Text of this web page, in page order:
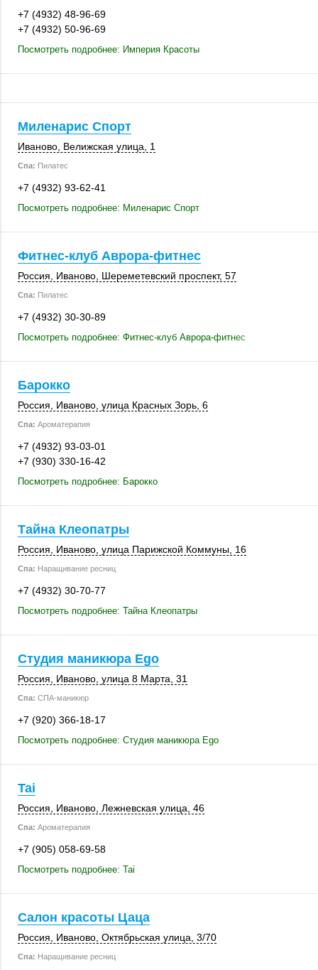
+7 (4932) 48-96-69
+7 (4932) 50-96-69
Посмотреть подробнее: Империя Красоты
Миленарис Спорт
Иваново Велижская улица, 1
Спа: Пилатес
+7 (4932) 93-62-41
Посмотреть подробнее: Миленарис Спорт
Фитнес-клуб Аврора-фитнес
Россия Иваново , Шереметевский проспект, 57
Спа: Пилатес
+7 (4932) 30-30-89
Посмотреть подробнее: Фитнес-клуб Аврора-фитнес
Барокко
Россия Иваново , улица Красных Зорь, 6
Спа: Ароматерапия
+7 (4932) 93-03-01
+7 (930) 330-16-42
Посмотреть подробнее: Барокко
Тайна Клеопатры
Россия Иваново , улица Парижской Коммуны, 16
Спа: Наращивание ресниц
+7 (4932) 30-70-77
Посмотреть подробнее: Тайна Клеопатры
Студия маникюра Ego
Россия Иваново улица 8 Марта, 31
Спа: СПА-маникюр
+7 (920) 366-18-17
Посмотреть подробнее: Студия маникюра Ego
Tai
Россия Иваново , Лежневская улица, 46
Спа: Ароматерапия
+7 (905) 058-69-58
Посмотреть подробнее: Tai
Салон красоты Цаца
Россия Иваново Октябрьская улица 3/70
Спа: Наращивание ресниц